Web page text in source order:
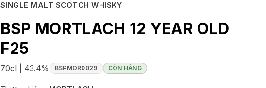
SINGLE MALT SCOTCH WHISKY
BSP MORTLACH 12 YEAR OLD
F25
70cl | 43.4% BSPMOR0029 CÒN HÀNG